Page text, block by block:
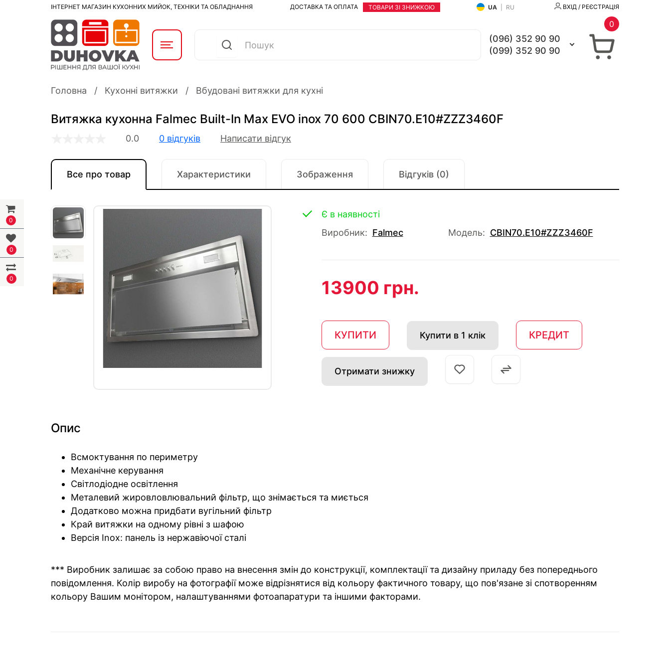
0
0
0
ІНТЕРНЕТ МАГАЗИН КУХОННИХ МИЙОК, ТЕХНІКИ ТА ОБЛАДНАННЯ ДОСТАВКА ТА ОПЛАТА ТОВАРИ ЗІ ЗНИЖКОЮ UA RU ВХІД / РЕЄСТРАЦІЯ
(096) 352 90 90
(099) 352 90 90
0
Головна Кухонні витяжки Вбудовані витяжки для кухні
Витяжка кухонна Falmec Built-In Max EVO inox 70 600 CBIN70.E10#ZZZ3460F
0.0 0 відгуків Написати відгук
Все про товар Характеристики Зображення Відгуків (0)
Є в наявності
Виробник: Falmec Модель: CBIN70.E10#ZZZ3460F
13900 грн.
КУПИТИ Купити в 1 клік КРЕДИТ
Отримати знижку
Опис
Всмоктування по периметру
Механічне керування
Світлодіодне освітлення
Металевий жировловлювальний фільтр, що знімається та миється
Додатково можна придбати вугільний фільтр
Край витяжки на одному рівні з шафою
Версія Inox: панель із нержавіючої сталі
*** Виробник залишає за собою право на внесення змін до конструкції, комплектації та дизайну приладу без попереднього
повідомлення. Колір виробу на фотографії може відрізнятися від кольору фактичного товару, що пов'язане зі спотворенням
кольору Вашим монітором, налаштуваннями фотоапаратури та іншими факторами.